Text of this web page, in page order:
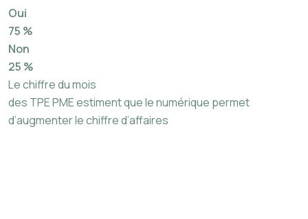
Oui
75 %
Non
25 %
Le chiffre du mois
des TPE PME estiment que le numérique permet
d’augmenter le chiffre d’affaires